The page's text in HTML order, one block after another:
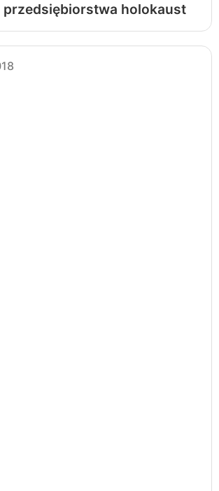
przedsiębiorstwa holokaust